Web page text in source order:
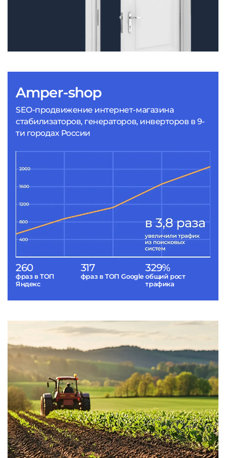
Amper-shop
SEO-продвижение интернет-магазина
стабилизаторов, генераторов, инверторов в 9-
ти городах России
260
фраз в ТОП
Яндекс
317
фраз в ТОП Google
329%
общий рост
трафика